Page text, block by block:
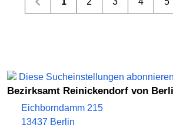
Diese Sucheinstellungen abonnieren
Bezirksamt Reinickendorf von
Eichborndamm 215
13437 Berlin